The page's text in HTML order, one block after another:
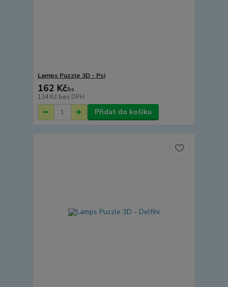
Lamps Puzzle 3D - Psi
162 Kč/ks
134 Kč bez DPH
Přidat do košíku